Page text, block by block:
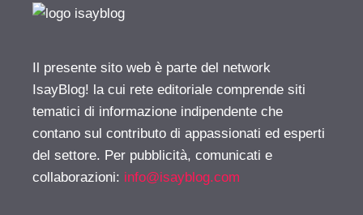
Il presente sito web è parte del network
IsayBlog! la cui rete editoriale comprende siti
tematici di informazione indipendente che
contano sul contributo di appassionati ed esperti
del settore. Per pubblicità, comunicati e
collaborazioni: info@isayblog.com